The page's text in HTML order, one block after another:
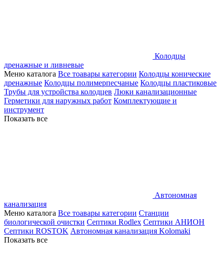
Колодцы
дренажные и ливневые
Меню каталога Все тоавары категории Колодцы конические
дренажные Колодцы полимерпесчаные Колодцы пластиковые
Трубы для устройства колодцев Люки канализационные
Герметики для наружных работ Комплектующие и
инструмент
Показать все
Автономная
канализация
Меню каталога Все тоавары категории Станции
биологической очистки Септики Rodlex Септики АНИОН
Септики ROSTOK Автономная канализация Kolomaki
Показать все